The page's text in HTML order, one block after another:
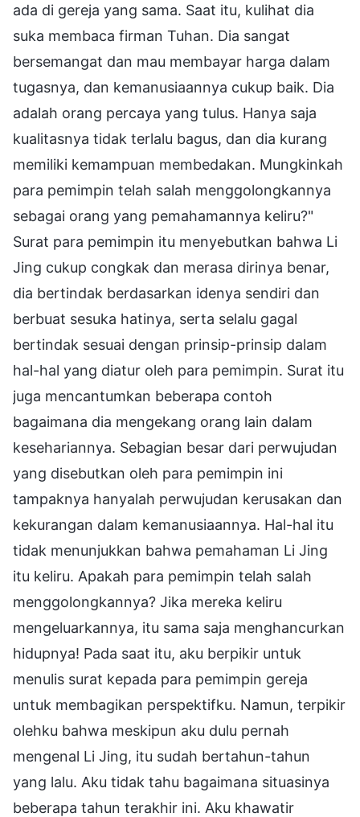
ada di gereja yang sama. Saat itu, kulihat dia
suka membaca firman Tuhan. Dia sangat
bersemangat dan mau membayar harga dalam
tugasnya, dan kemanusiaannya cukup baik. Dia
adalah orang percaya yang tulus. Hanya saja
kualitasnya tidak terlalu bagus, dan dia kurang
memiliki kemampuan membedakan. Mungkinkah
para pemimpin telah salah menggolongkannya
sebagai orang yang pemahamannya keliru?"
Surat para pemimpin itu menyebutkan bahwa Li
Jing cukup congkak dan merasa dirinya benar,
dia bertindak berdasarkan idenya sendiri dan
berbuat sesuka hatinya, serta selalu gagal
bertindak sesuai dengan prinsip-prinsip dalam
hal-hal yang diatur oleh para pemimpin. Surat itu
juga mencantumkan beberapa contoh
bagaimana dia mengekang orang lain dalam
kesehariannya. Sebagian besar dari perwujudan
yang disebutkan oleh para pemimpin ini
tampaknya hanyalah perwujudan kerusakan dan
kekurangan dalam kemanusiaannya. Hal-hal itu
tidak menunjukkan bahwa pemahaman Li Jing
itu keliru. Apakah para pemimpin telah salah
menggolongkannya? Jika mereka keliru
mengeluarkannya, itu sama saja menghancurkan
hidupnya! Pada saat itu, aku berpikir untuk
menulis surat kepada para pemimpin gereja
untuk membagikan perspektifku. Namun, terpikir
olehku bahwa meskipun aku dulu pernah
mengenal Li Jing, itu sudah bertahun-tahun
yang lalu. Aku tidak tahu bagaimana situasinya
beberapa tahun terakhir ini. Aku khawatir